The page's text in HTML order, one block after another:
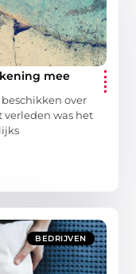
mee
over
was het
BEDRIJVEN